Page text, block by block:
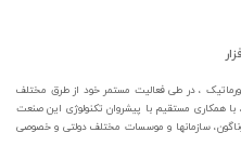
، در طی فعالیت مستمر خود از طرق مختلف
با همکاری مستقیم با پیشروان تکنولوژی این صنعت
سازمانها و موسسات مختلف دولتی و خصوصی